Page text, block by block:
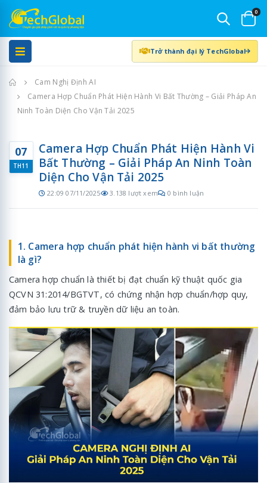
0
Trở thành đại lý TechGlobal
Trang chủCam Nghị Định AI
Camera Hợp Chuẩn Phát Hiện Hành Vi Bất Thường – Giải Pháp An
Ninh Toàn Diện Cho Vận Tải 2025
07
TH11
Camera Hợp Chuẩn Phát Hiện Hành Vi
Bất Thường – Giải Pháp An Ninh Toàn
Diện Cho Vận Tải 2025
22:09 07/11/2025 3.138 lượt xem 0 bình luận
1. Camera hợp chuẩn phát hiện hành vi bất thường
là gì?
Camera hợp chuẩn là thiết bị đạt chuẩn kỹ thuật quốc gia
QCVN 31:2014/BGTVT, có chứng nhận hợp chuẩn/hợp quy,
đảm bảo lưu trữ & truyền dữ liệu an toàn.